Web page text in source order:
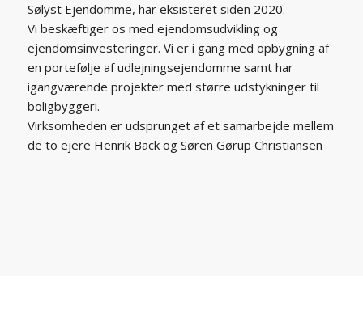
Sølyst Ejendomme, har eksisteret siden 2020.
Vi beskæftiger os med ejendomsudvikling og
ejendomsinvesteringer. Vi er i gang med opbygning af
en portefølje af udlejningsejendomme samt har
igangværende projekter med større udstykninger til
boligbyggeri.
Virksomheden er udsprunget af et samarbejde mellem
de to ejere Henrik Back og Søren Gørup Christiansen